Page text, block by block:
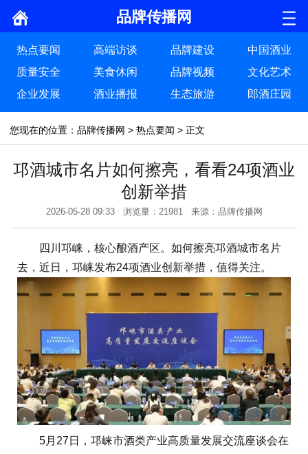
品牌传播网
热点要闻 高端访谈 品牌建设
中国酒业
质量安全
美食休闲 品牌视频
文化艺术
企业发展
酒业播报 生态旅游 郎酒庄园
您现在的位置： 品牌传播网 > 热点要闻 > 正文
邛酒城市名片如何擦亮，看看24项酒业
创新举措
2026-05-28 09:33 浏览量：21981 来源：品牌传播网
四川邛崃，核心酿酒产区。如何擦亮邛酒城市名片
去，近日，邛崃发布24项酒业创新举措，值得关注。
5月27日，邛崃市酒类产业高质量发展交流座谈会在